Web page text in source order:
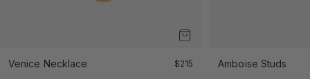
Venice Necklace Angebot
$215 Amboise Studs